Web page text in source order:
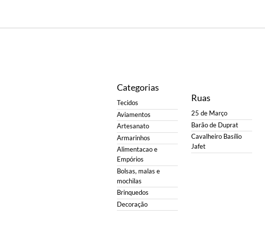
Categorias
Tecidos
Aviamentos
Artesanato
Armarinhos
Alimentacao e
Empórios
Bolsas, malas e
mochilas
Brinquedos
Decoração
Ruas
25 de Março
Barão de Duprat
Cavalheiro Basílio
Jafet